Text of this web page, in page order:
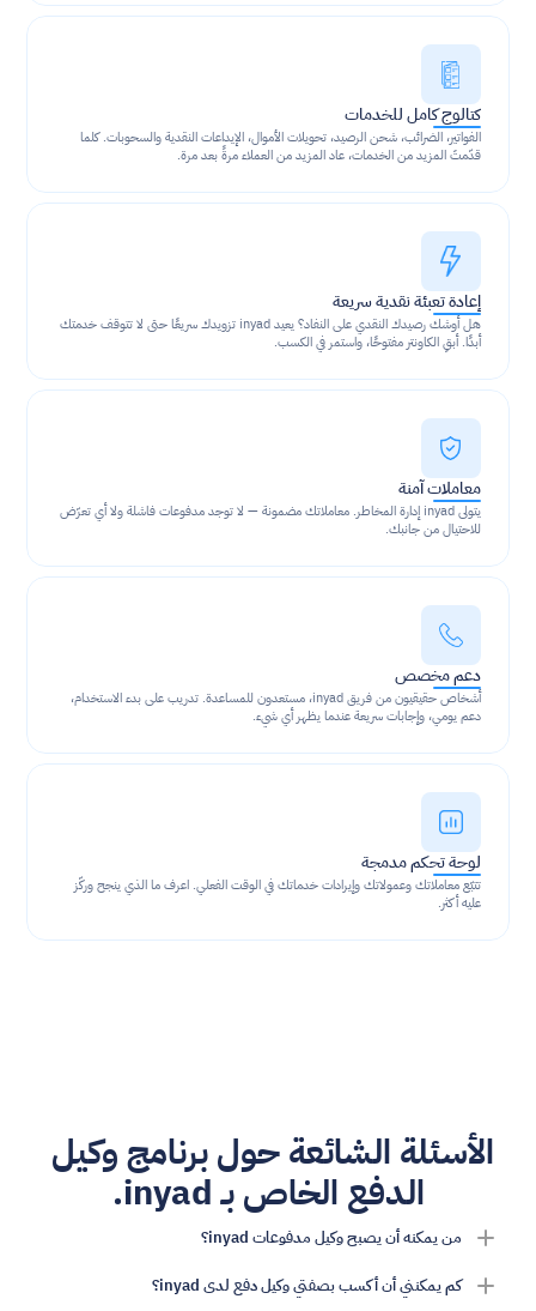
كتالوج كامل للخدمات
قدّمتَ المزيد من الخدمات، عاد المزيد من العملاء مرةً بعد مرة.
إعادة تعبئة نقدية سريعة
أبدًا. أبقِ الكاونتر مفتوحًا، واستمر في الكسب.
معاملات آمنة
للاحتيال من جانبك.
دعم مخصص
دعم يومي، وإجابات سريعة عندما يظهر أي شيء.
لوحة تحكم مدمجة
عليه أكثر.
الدفع الخاص بـ inyad.
من يمكنه أن يصبح وكيل مدفوعات inyad؟
كم يمكنني أن أكسب بصفتي وكيل دفع لدى inyad؟